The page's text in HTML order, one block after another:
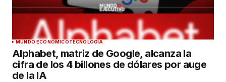
MUNDO ECONÓMICOTECNOLOGÍA
Alphabet, matriz de Google, alcanza la
cifra de los 4 billones de dólares por auge
de la IA